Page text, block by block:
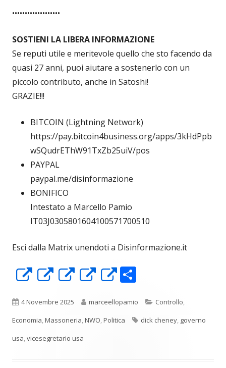
•••••••••••••••••••
SOSTIENI LA LIBERA INFORMAZIONE
Se reputi utile e meritevole quello che sto facendo da
quasi 27 anni, puoi aiutare a sostenerlo con un
piccolo contributo, anche in Satoshi!
GRAZIE!!!
BITCOIN (Lightning Network)
https://pay.bitcoin4business.org/apps/3kHdPpb
wSQudrEThW91TxZb25uiV/pos
PAYPAL
paypal.me/disinformazione
BONIFICO
Intestato a Marcello Pamio
IT03J0305801604100571700510
Esci dalla Matrix unendoti a Disinformazione.it
Apre
una
nuova
finestra
Apre
una
nuova
finestra
Apre
una
nuova
finestra
Apre
una
nuova
Apre
una
nuova
n
di
Pubblicato
4 Novembre 2025 Autore
marceellopamio Categorie
Controllo,
Economia,Massoneria,NWO,Politica Tag
dick cheney, governo
usa,vicesegretario usa